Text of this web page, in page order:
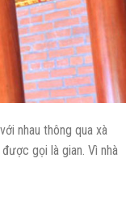
nhau thông qua xà
gọi là gian. Vì nhà